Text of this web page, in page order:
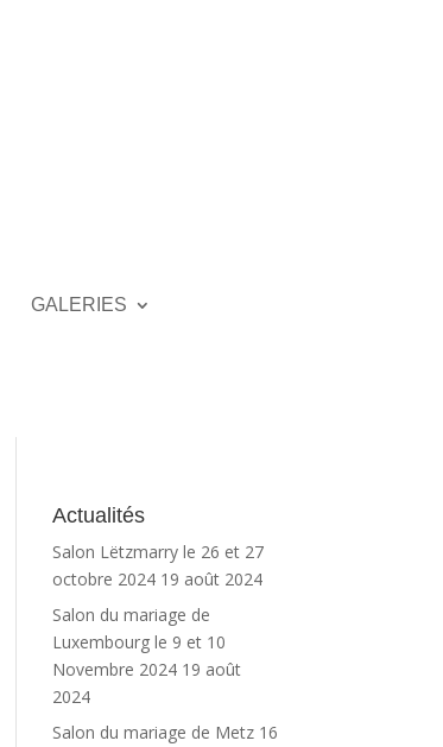
GALERIES
Actualités
Salon Lëtzmarry le 26 et 27
octobre 2024 19 août 2024
Salon du mariage de
Luxembourg le 9 et 10
Novembre 2024 19 août
2024
Salon du mariage de Metz 16